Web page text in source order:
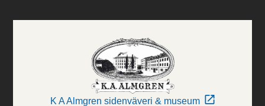
K A Almgren sidenväveri & museum